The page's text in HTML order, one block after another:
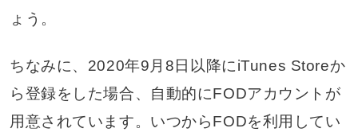
ょう。
ちなみに、2020年9月8日以降にiTunes Storeか
ら登録をした場合、自動的にFODアカウントが
用意されています。いつからFODを利用してい